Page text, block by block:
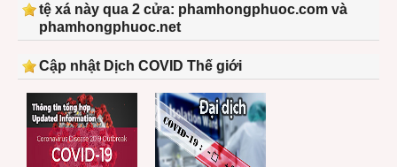
tệ xá này qua 2 cửa: phamhongphuoc.com và
phamhongphuoc.net
Cập nhật Dịch COVID Thế giới